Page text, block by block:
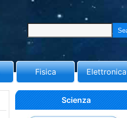
Fisica Elettronica
Scienza